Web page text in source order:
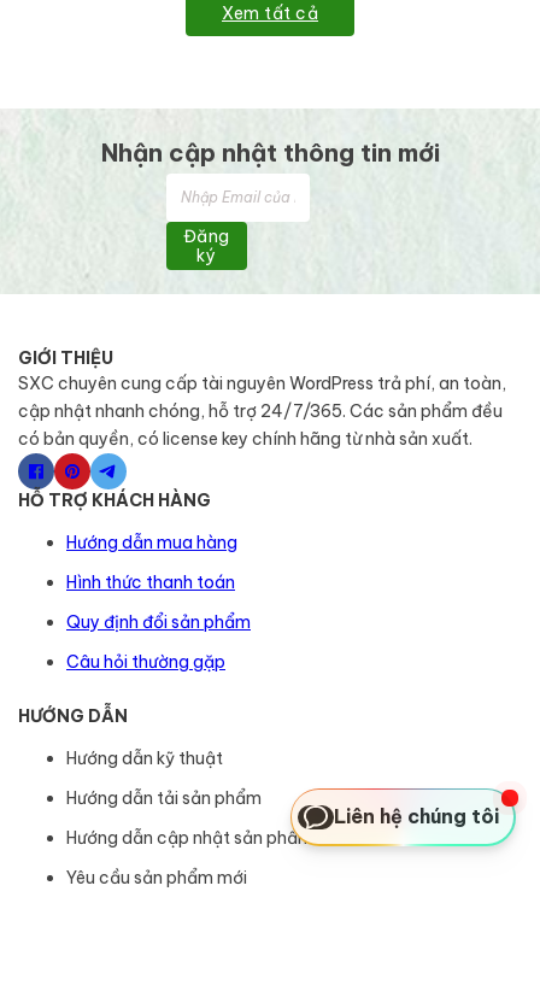
Xem tất cả
Nhận cập nhật thông tin mới
Đăng
ký
GIỚI THIỆU
SXC chuyên cung cấp tài nguyên WordPress trả phí, an toàn,
cập nhật nhanh chóng, hỗ trợ 24/7/365. Các sản phẩm đều
có bản quyền, có license key chính hãng từ nhà sản xuất.
HỖ TRỢ KHÁCH HÀNG
Hướng dẫn mua hàng
Hình thức thanh toán
Quy định đổi sản phẩm
Câu hỏi thường gặp
HƯỚNG DẪN
Hướng dẫn kỹ thuật
Hướng dẫn tải sản phẩm
Hướng dẫn cập nhật sản phẩm
Yêu cầu sản phẩm mới
Liên hệ chúng tôi